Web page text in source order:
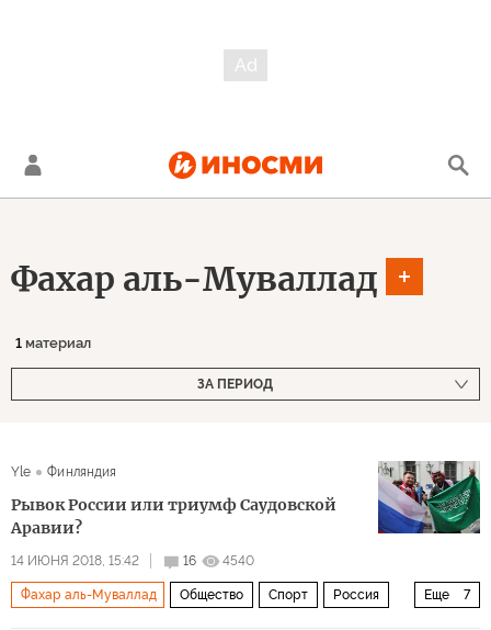
Фахар аль-Муваллад
1 материал
ЗА ПЕРИОД
Yle Финляндия
Рывок России или триумф Саудовской
Аравии?
14 ИЮНЯ 2018, 15:42 16 4540
Еще 7
Фахар аль-Муваллад Общество Спорт Россия